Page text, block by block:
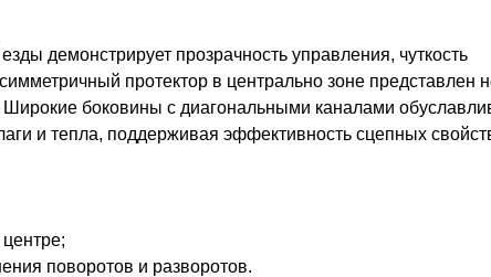
демонстрирует прозрачность управления, чуткость
протектор в центрально зоне представлен
боковины с диагональными каналами
и тепла, поддерживая эффективность сцепных
поворотов и разворотов.